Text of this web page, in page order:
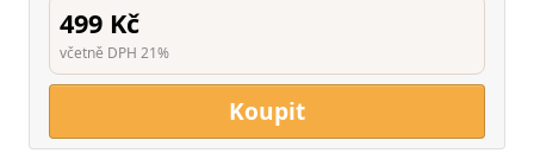
499 Kč
včetně DPH 21%
Koupit